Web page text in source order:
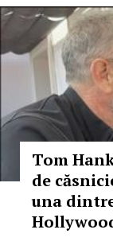
Tom
de
una